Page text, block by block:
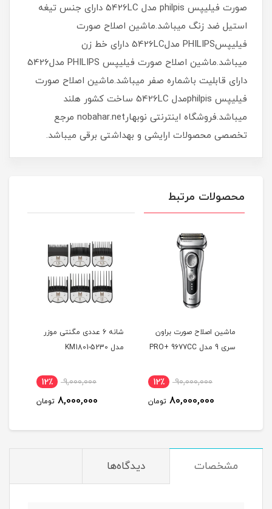
صورت فیلیپس philpis مدل 5426LC دارای جنس تیغه
استیل ضد زنگ میباشد.ماشین اصلاح صورت
فیلیپسPHILIPS مدل5426LC دارای خط زن
میباشد.ماشین اصلاح صورت فیلیپس PHILIPS مدل5426
دارای قابلیت باشماره صفر میباشد.ماشین اصلاح صورت
فیلیپس philpisمدل 5426LC ساخت کشور هلند
میباشد.فروشگاه اینترنتی نوبهارnobahar.net مرجع
تخصصی محصولات ارایشی و بهداشتی برقی میباشد.
محصولات مرتبط
ماشین اصلاح صورت براون
سری 9 مدل PRO+ 9677CC
90,000,000 12٪
80,000,000 تومان
شانه 6 عددی مگنتی موزر
مدل KM1801-5230
9,000,000 12٪
8,000,000 تومان
مشخصات دیدگاه‌ها